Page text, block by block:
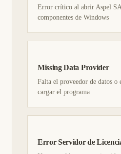
Error crítico al abrir Aspel
componentes de Windows
Missing Data Provider
Falta el proveedor de datos o
cargar el programa
Error Servidor de